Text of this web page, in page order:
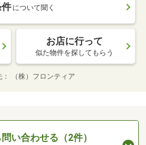
件 について聞く
お店に行って
似た物件を探してもらう
（株）フロンティア
い合わせる（2件）